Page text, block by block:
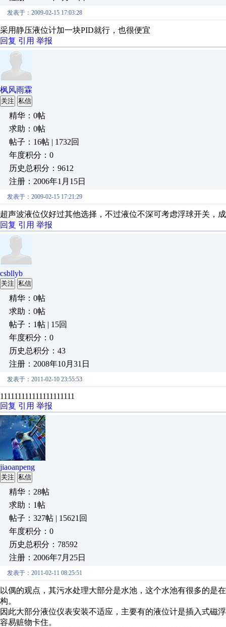
发表于：2009-02-15 17:03:28
采用静压液位计加一块PID就行，也很便宜
回复 引用 举报
枫风雨霖
关注 私信
精华：0帖
求助：0帖
帖子：16帖 | 1732回
年度积分：0
历史总积分：9612
注册：2006年1月15日
发表于：2009-02-15 17:21:29
超声波液位仪好过其他选择，不过液位不深可考虑浮球开关，
回复 引用 举报
csbllyb
关注 私信
精华：0帖
求助：0帖
帖子：1帖 | 15回
年度积分：0
历史总积分：43
注册：2008年10月31日
发表于：2011-02-10 23:55:53
111111111111111111111
回复 引用 举报
jiaoanpeng
关注 私信
精华：28帖
求助：1帖
帖子：327帖 | 15621回
年度积分：0
历史总积分：78592
注册：2006年7月25日
发表于：2011-02-11 08:25:51
以偶的观点，其污水处理大部分是水池，这个水池有很多的是
构。
因此大部分液位仪表安装不适应，主要有的液位计是插入式磁
容易赃物卡住。